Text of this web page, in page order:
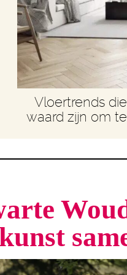
Vloertrends
waard zijn om